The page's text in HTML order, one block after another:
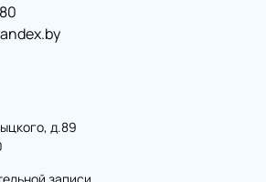
д.89
записи